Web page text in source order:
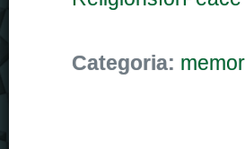
Categoria: